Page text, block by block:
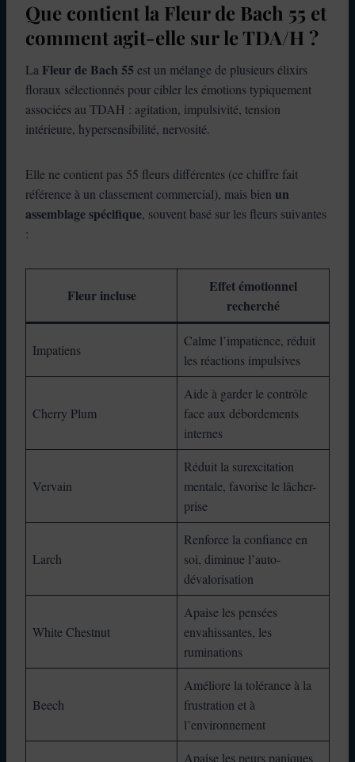
Que contient la Fleur de Bach 55 et
comment agit-elle sur le TDA/H ?
La Fleur de Bach 55 est un mélange de plusieurs élixirs
floraux sélectionnés pour cibler les émotions typiquement
associées au TDAH : agitation, impulsivité, tension
intérieure, hypersensibilité, nervosité.
Elle ne contient pas 55 fleurs différentes (ce chiffre fait
référence à un classement commercial), mais bien un
assemblage spécifique, souvent basé sur les fleurs suivantes
:
Fleur incluse
Effet émotionnel
recherché
Impatiens
Calme l’impatience, réduit
les réactions impulsives
Cherry Plum
Aide à garder le contrôle
face aux débordements
internes
Vervain
Réduit la surexcitation
mentale, favorise le lâcher-
prise
Larch
Renforce la confiance en
soi, diminue l’auto-
dévalorisation
White Chestnut
Apaise les pensées
envahissantes, les
ruminations
Beech
Améliore la tolérance à la
frustration et à
l’environnement
Apaise les peurs paniques